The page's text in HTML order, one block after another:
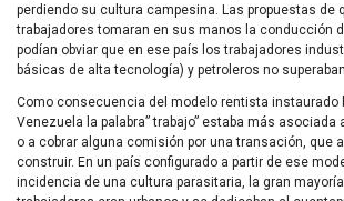
perdiendo su cultura campesina. Las propuestas de
trabajadores tomaran en sus manos la conducción
podían obviar que en ese país los trabajadores
básicas de alta tecnología) y petroleros no
Como consecuencia del modelo rentista instaurado
Venezuela la palabra” trabajo” estaba más asociada
o a cobrar alguna comisión por una transación, que
construir. En un país configurado a partir de ese
incidencia de una cultura parasitaria, la gran